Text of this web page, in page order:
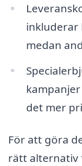
inkluderar
medan
det mer
För att göra
rätt alternativ